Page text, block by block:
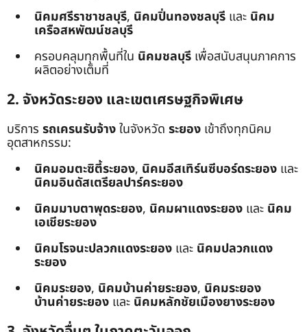
นิคมศรีราชาชลบุรี, นิคมปิ่นทองชลบุรี และ นิคม
เครือสหพัฒน์ชลบุรี
ครอบคลุมทุกพื้นที่ใน นิคมชลบุรี เพื่อสนับสนุนภาคการ
ผลิตอย่างเต็มที่
2. จังหวัดระยอง และเขตเศรษฐกิจพิเศษ
บริการ รถเครนรับจ้างในจังหวัด ระยอง เข้าถึงทุกนิคม
อุตสาหกรรม:
นิคมอมตะซิตี้ระยอง, นิคมอีสเทิร์นซีบอร์ดระยอง และ
นิคมอินดัสเตรียลปาร์คระยอง
นิคมมาบตาพุดระยอง, นิคมผาแดงระยอง และ นิคม
เอเชียระยอง
นิคมโรจนะปลวกแดงระยอง และ นิคมปลวกแดง
ระยอง
นิคมระยอง, นิคมบ้านค่ายระยอง, นิคมระยอง
บ้านค่ายระยอง และ นิคมหลักชัยเมืองยางระยอง